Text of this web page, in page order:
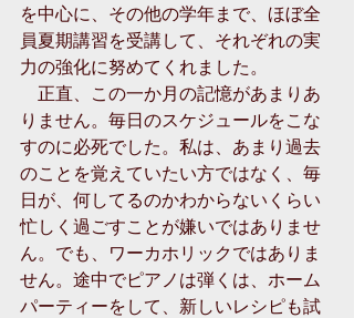
を中心に、その他の学年まで、ほぼ全
員夏期講習を受講して、それぞれの実
力の強化に努めてくれました。
正直、この一か月の記憶があまりあ
りません。毎日のスケジュールをこな
すのに必死でした。私は、あまり過去
のことを覚えていたい方ではなく、毎
日が、何してるのかわからないくらい
忙しく過ごすことが嫌いではありませ
ん。でも、ワーカホリックではありま
せん。途中でピアノは弾くは、ホーム
パーティーをして、新しいレシピも試